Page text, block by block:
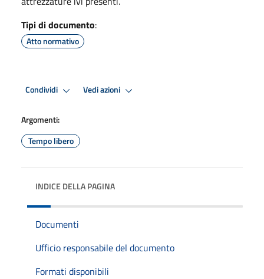
Tipi di documento:
Atto normativo
Condividi Vedi azioni
Argomenti:
Tempo libero
INDICE DELLA PAGINA
Documenti
Ufficio responsabile del documento
Formati disponibili